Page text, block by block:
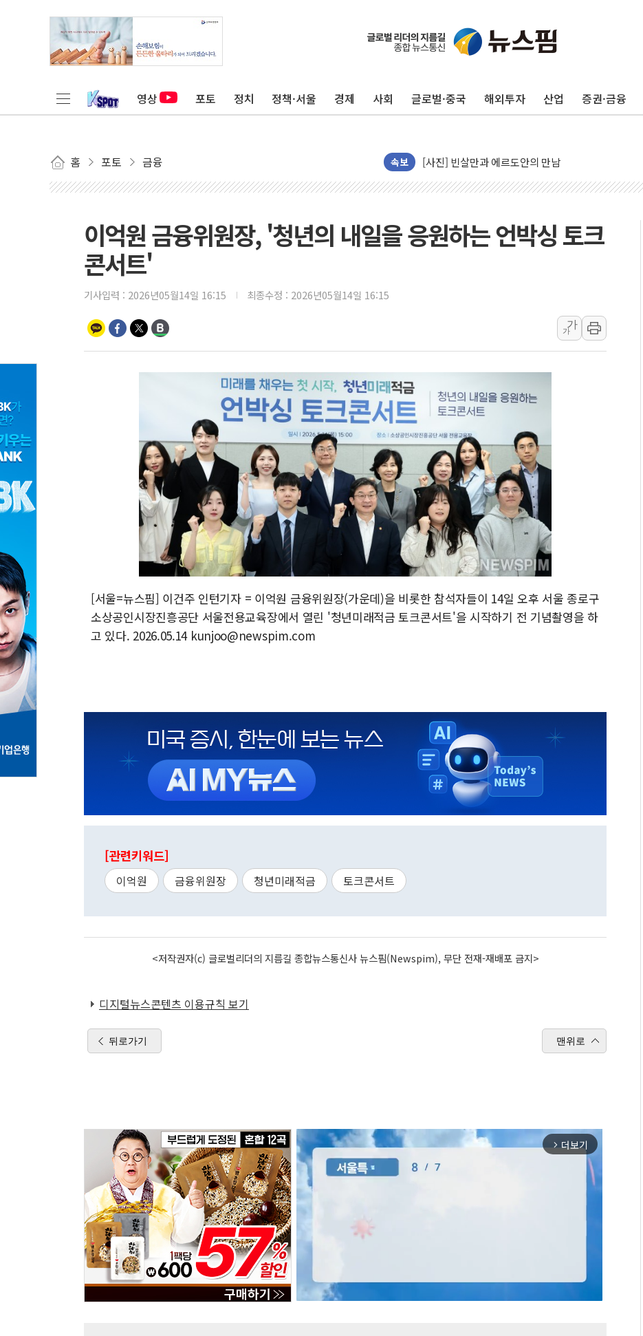
영상 포토 정치 정책·서울 경제 사회 글로벌·중국 해외투자 산업 증권·금융
홈 포토 금융 속보
트럼프 "금리 내려야"…파월 때와 달리 워시엔 톤 낮춰
특정 정치인 측근 포항시 정책특보 내정설...포항시 '
李 대통령, '6시간 마라톤 부동산 2차 회의' 주재… "
트럼프, 中 겨냥 폴리실리콘 관세 15% 부과…美 태
이란와이어 "이란 최고지도자 위독…곧 사망해도 놀
남동발전, 해남군에 국내 최대 규모 400MW 태양
황희 '폐버스 청년주택' SNS 글 역풍에 "정부정책 아
폭염 누그러지고 가뭄 숙지나...경북동해안권 8~9일
[AI 부동산 투데이] 특공 전략도 '극과 극'…생애최초
[코인시황] 비트코인 6만4000달러대 횡보…고래
'찜통더위'에 전력수요 역대 최고치 경신…한낮 총수
후티 반군, 예멘 정부군과 사우디 동시 공격… 위기
42.5도 역대급 폭염…동물들도 특별식으로 여름나
이억원 금융위원장, '청년의 내일을 응원하는 언박싱 토크
콘서트'
기사입력 : 2026년05월14일 16:15 최종수정 : 2026년05월14일 16:15
가
가
[서울=뉴스핌] 이건주 인턴기자 = 이억원 금융위원장(가운데)을 비롯한 참석자들이 14일 오후 서울 종로구
소상공인시장진흥공단 서울전용교육장에서 열린 '청년미래적금 토크콘서트'을 시작하기 전 기념촬영을 하
고 있다. 2026.05.14 kunjoo@newspim.com
[관련키워드]
이억원 금융위원장 청년미래적금 토크콘서트
<저작권자(c) 글로벌리더의 지름길 종합뉴스통신사 뉴스핌(Newspim), 무단 전재-재배포 금지>
디지털뉴스콘텐츠 이용규칙 보기
뒤로가기 맨위로
arrow_forward_ios 더보기